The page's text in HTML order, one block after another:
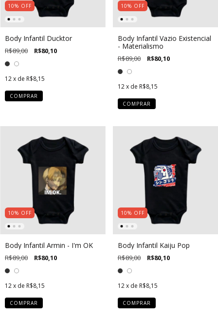
10% OFF
Body Infantil Ducktor
R$89,00 R$80,10
12x de R$8,15
COMPRAR
10% OFF
Body Infantil Vazio Existencial
- Materialismo
R$89,00 R$80,10
12 x de R$8,15
COMPRAR
10% OFF
Body Infantil Armin - I'm OK
R$89,00 R$80,10
12x de R$8,15
COMPRAR
10% OFF
Body Infantil Kaiju Pop
R$89,00 R$80,10
12 x de R$8,15
COMPRAR